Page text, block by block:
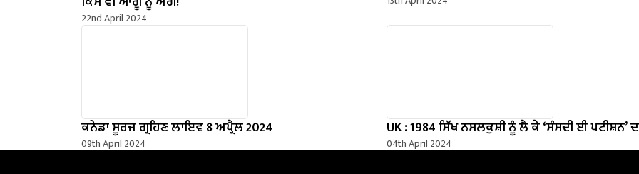
22nd April 2024
ਕਨੇਡਾ ਸੂਰਜ ਗ੍ਰਹਿਣ ਲਾਇਵ 8 ਅਪ੍ਰੈਲ 2024
09th April 2024
UK : 1984 ਸਿੱਖ ਨਸਲਕੁਸ਼ੀ ਨੂੰ ਲੈ ਕੇ ‘ਸੰਸਦੀ ਈ ਪਟੀਸ਼ਨ’
04th April 2024